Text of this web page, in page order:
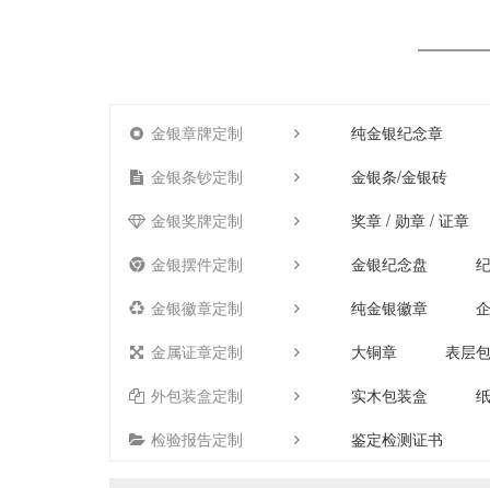
金银章牌定制
纯金银纪念章
金银条钞定制
金银条/金银砖
金银奖牌定制
奖章 / 勋章 / 证章
金银摆件定制
金银纪念盘
金银徽章定制
纯金银徽章
金属证章定制
大铜章
表层
外包装盒定制
实木包装盒
检验报告定制
鉴定检测证书